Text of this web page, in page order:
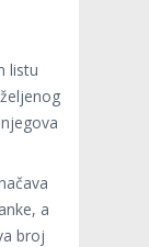
listu
a
broj